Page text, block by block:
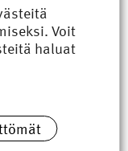
käytettäviä
ensimmäisessä
purkivat
Voit
haluat